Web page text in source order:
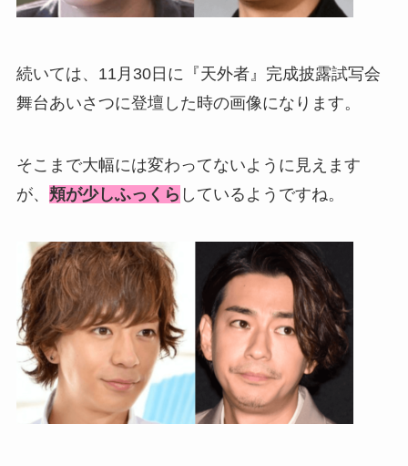
続いては、11月30日に『天外者』完成披露試写会
舞台あいさつに登壇した時の画像になります。
そこまで大幅には変わってないように見えます
が、 頬が少しふっくら しているようですね。